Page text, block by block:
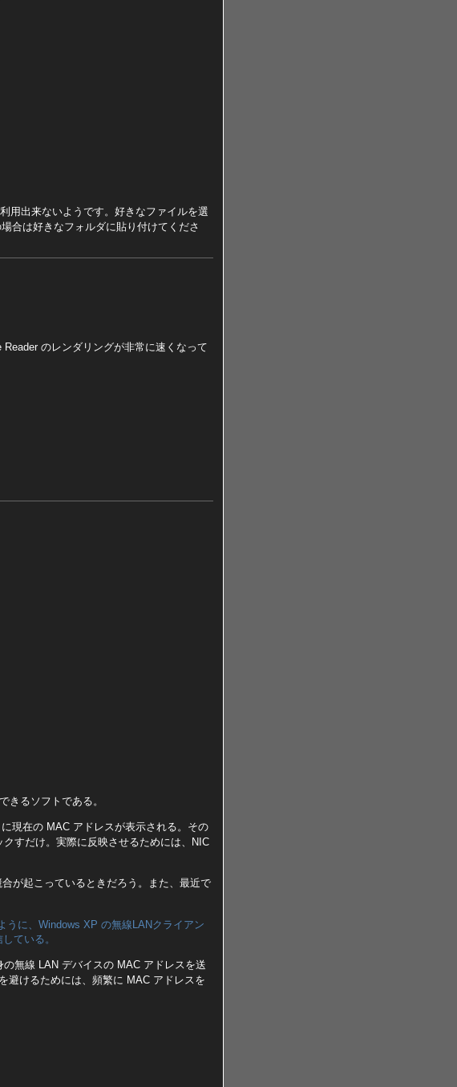
用出来ないようです。好きなファイルを選
合は好きなフォルダに貼り付けてくださ
のレンダリングが非常に速くなって
きるソフトである。
現在の MAC アドレスが表示される。その
すだけ。実際に反映させるためには、NIC
が起こっているときだろう。また、最近で
うに、Windows XP の無線LANクライアン
ている。
無線 LAN デバイスの MAC アドレスを送
避けるためには、頻繁に MAC アドレスを